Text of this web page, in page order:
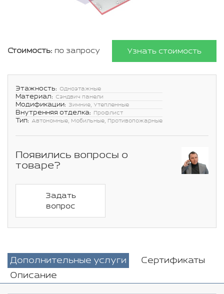
Стоимость: по запросу Узнать стоимость
Этажность: Одноэтажные
Материал: Сэндвич панели
Модификации: Зимние, Утепленные
Внутренняя отделка: Профлист
Тип: Автономные, Мобильные, Противопожарные
Появились вопросы о
товаре?
Задать
вопрос
Дополнительные услуги
Сертификаты
Описание